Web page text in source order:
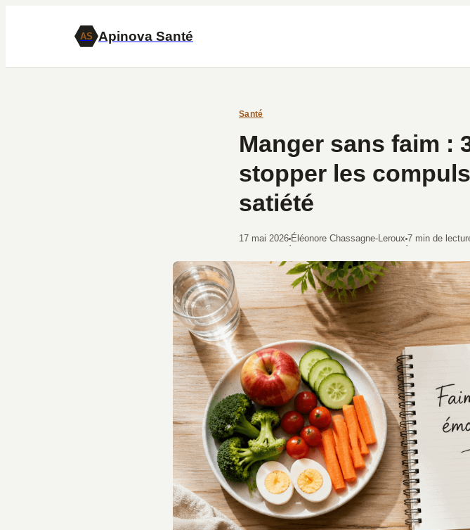
AS Apinova Santé
Santé
Manger sans faim :
stopper les
satiété
17 mai 2026
·
Éléonore Chassagne-Leroux
·
7 min de